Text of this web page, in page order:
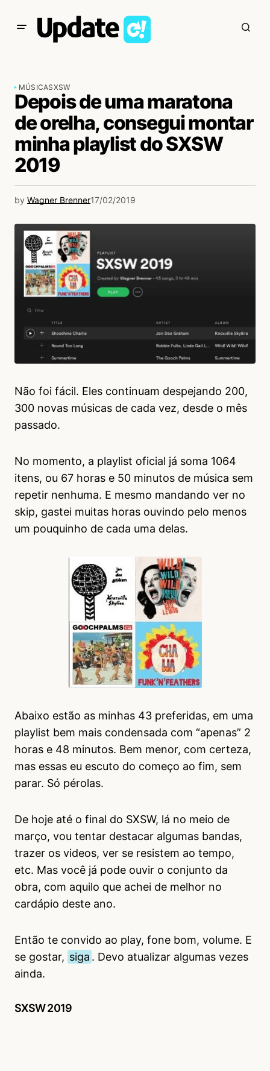
MÚSICASXSW
Depois de uma maratona
de orelha, consegui montar
minha playlist do SXSW
2019
by Wagner Brenner17/02/2019
Não foi fácil. Eles continuam despejando 200,
300 novas músicas de cada vez, desde o mês
passado.
No momento, a playlist oficial já soma 1064
itens, ou 67 horas e 50 minutos de música sem
repetir nenhuma. E mesmo mandando ver no
skip, gastei muitas horas ouvindo pelo menos
um pouquinho de cada uma delas.
Abaixo estão as minhas 43 preferidas, em uma
playlist bem mais condensada com “apenas” 2
horas e 48 minutos. Bem menor, com certeza,
mas essas eu escuto do começo ao fim, sem
parar. Só pérolas.
De hoje até o final do SXSW, lá no meio de
março, vou tentar destacar algumas bandas,
trazer os videos, ver se resistem ao tempo,
etc. Mas você já pode ouvir o conjunto da
obra, com aquilo que achei de melhor no
cardápio deste ano.
Então te convido ao play, fone bom, volume. E
se gostar, siga . Devo atualizar algumas vezes
ainda.
SXSW 2019